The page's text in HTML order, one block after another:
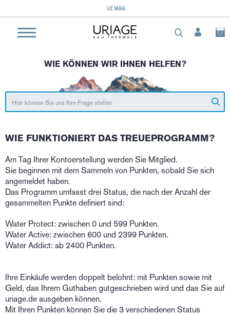
LE MAG
WIE KÖNNEN WIR IHNEN HELFEN?
WIE FUNKTIONIERT DAS TREUEPROGRAMM?
Am Tag Ihrer Kontoerstellung werden Sie Mitglied.
Sie beginnen mit dem Sammeln von Punkten, sobald Sie sich
angemeldet haben.
Das Programm umfasst drei Status, die nach der Anzahl der
gesammelten Punkte definiert sind:
Water Protect: zwischen 0 und 599 Punkten.
Water Active: zwischen 600 und 2399 Punkten.
Water Addict: ab 2400 Punkten.
Ihre Einkäufe werden doppelt belohnt: mit Punkten sowie mit
Geld, das Ihrem Guthaben gutgeschrieben wird und das Sie auf
uriage.de ausgeben können.
Mit Ihren Punkten können Sie die 3 verschiedenen Status